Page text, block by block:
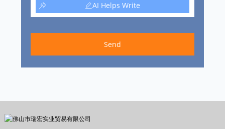
AI Helps Write
Send